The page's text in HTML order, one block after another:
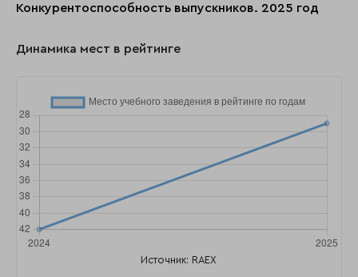
Конкурентоспособность выпускников. 2025 год
Динамика мест в рейтинге
Источник: RAEX